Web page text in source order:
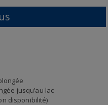
jusqu’au lac
disponibilité)